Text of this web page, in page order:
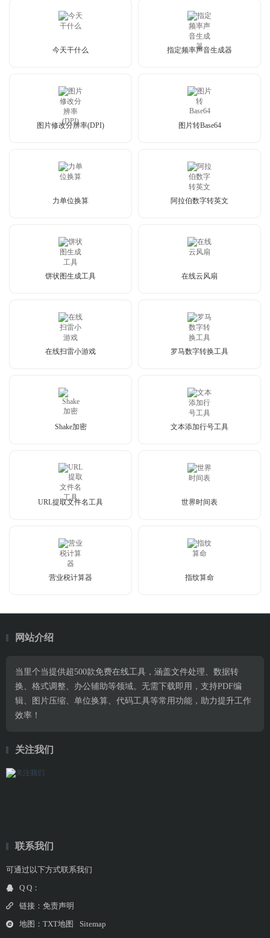
今天干什么 指定频率声音生成器
图片修改分辨率(DPI) 图片转Base64
力单位换算 阿拉伯数字转英文
饼状图生成工具 在线云风扇
在线扫雷小游戏 罗马数字转换工具
Shake加密 文本添加行号工具
URL提取文件名工具 世界时间表
营业税计算器 指纹算命
网站介绍
当里个当提供超500款免费在线工具，涵盖文件处理、数据转
换、格式调整、办公辅助等领域。无需下载即用，支持PDF编
辑、图片压缩、单位换算、代码工具等常用功能，助力提升工作
效率！
关注我们
联系我们
可通过以下方式联系我们
Q Q：
链接： 免责声明
地图： TXT地图 Sitemap